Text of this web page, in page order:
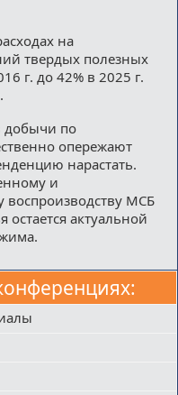
на
твердых полезных
г. до 42% в 2025 г.
добычи по
опережают
нарастать.
и
воспроизводству МСБ
остается актуальной